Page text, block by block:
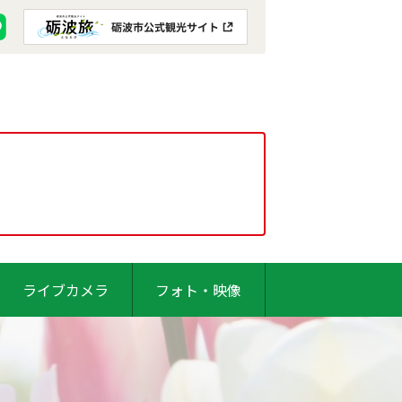
ライブカメラ フォト・映像